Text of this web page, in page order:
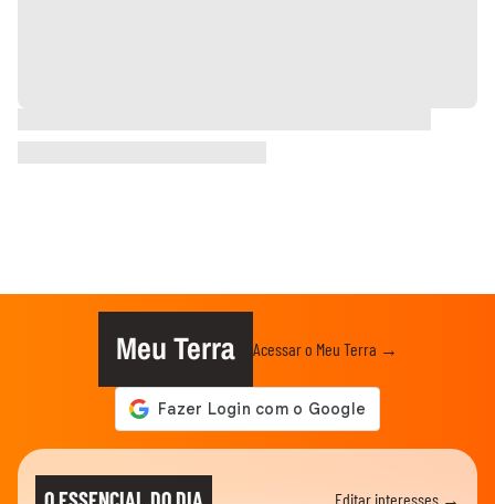
Meu Terra Acessar o Meu Terra →
Editar interesses →